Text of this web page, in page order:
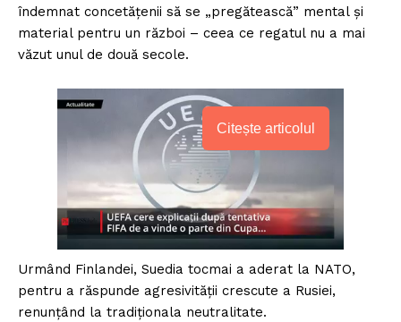
îndemnat concetățenii să se „pregătească” mental și
material pentru un război – ceea ce regatul nu a mai
văzut unul de două secole.
Citește articolul
Urmând Finlandei, Suedia tocmai a aderat la NATO,
pentru a răspunde agresivității crescute a Rusiei,
renunțând la tradiționala neutralitate.